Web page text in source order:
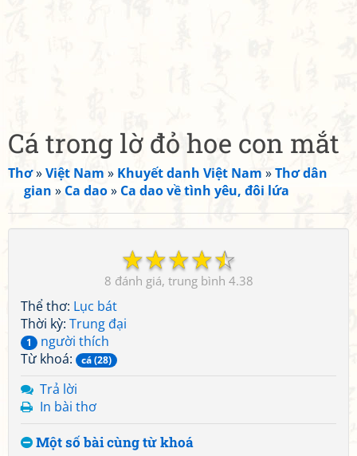
Cá trong lờ đỏ hoe con mắt
Thơ»Việt Nam » Khuyết danh Việt Nam »Thơ dân
gian » Ca dao» Ca dao về tình yêu, đôi lứa
☆
☆
☆
☆
☆
8 4.38
Thể thơ: Lục bát
Thời kỳ: Trung đại
1
người thích
Từ khoá:
cá (28)
Trả lời
In bài thơ
Một số bài cùng từ khoá